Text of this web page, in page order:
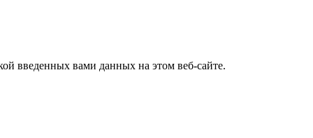
введенных вами данных на этом веб-сайте.